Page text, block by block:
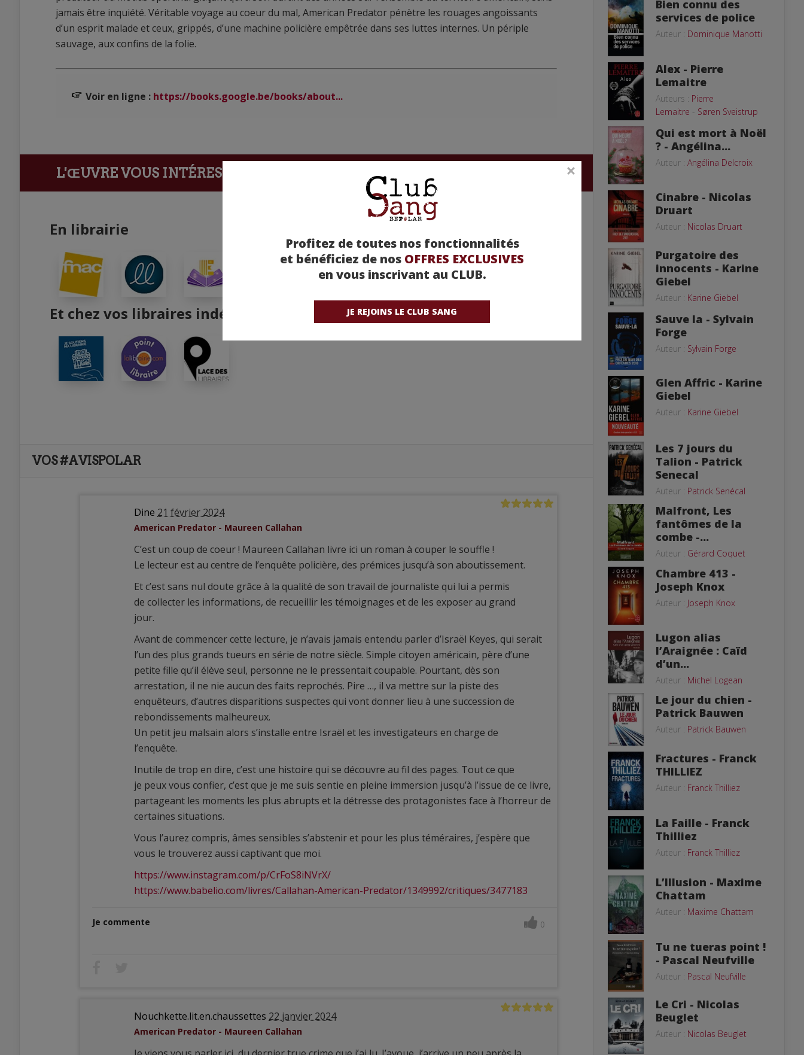
Profitez de toutes nos fonctionnalités
et bénéficiez de nos OFFRES EXCLUSIVES
en vous inscrivant au CLUB.
JE REJOINS LE CLUB SANG
jamais être inquiété. Véritable voyage au coeur du mal, American Predator pénètre les rouages angoissants
d’un esprit malade et ceux, grippés, d’une machine policière empêtrée dans ses luttes internes. Un périple
sauvage, aux confins de la folie.
Voir en ligne : https://books.google.be/books/about...
L'ŒUVRE VOUS INTÉRESSE ? Achetez-la chez nos partenaires !
En librairie
Et chez vos libraires indépendants
VOS #AVISPOLAR
Dine 21 février 2024
American Predator - Maureen Callahan
C’est un coup de coeur ! Maureen Callahan livre ici un roman à couper le souffle !
Le lecteur est au centre de l’enquête policière, des prémices jusqu’à son aboutissement.
Et c’est sans nul doute grâce à la qualité de son travail de journaliste qui lui a permis
de collecter les informations, de recueillir les témoignages et de les exposer au grand
jour.
Avant de commencer cette lecture, je n’avais jamais entendu parler d’Israël Keyes, qui serait
l’un des plus grands tueurs en série de notre siècle. Simple citoyen américain, père d’une
petite fille qu’il élève seul, personne ne le pressentait coupable. Pourtant, dès son
arrestation, il ne nie aucun des faits reprochés. Pire …, il va mettre sur la piste des
enquêteurs, d’autres disparitions suspectes qui vont donner lieu à une succession de
rebondissements malheureux.
Un petit jeu malsain alors s’installe entre Israël et les investigateurs en charge de
l’enquête.
Inutile de trop en dire, c’est une histoire qui se découvre au fil des pages. Tout ce que
je peux vous confier, c’est que je me suis sentie en pleine immersion jusqu’à l’issue de ce livre,
partageant les moments les plus abrupts et la détresse des protagonistes face à l’horreur de
certaines situations.
Vous l’aurez compris, âmes sensibles s’abstenir et pour les plus téméraires, j’espère que
vous le trouverez aussi captivant que moi.
https://www.instagram.com/p/CrFoS8iNVrX/
https://www.babelio.com/livres/Callahan-American-Predator/1349992/critiques/3477183
Je commente 0
Nouchkette.lit.en.chaussettes 22 janvier 2024
American Predator - Maureen Callahan
Bien connu des
services de police
Auteur : Dominique Manotti
Alex - Pierre
Lemaitre
Auteurs : Pierre
Lemaitre - Søren Sveistrup
Qui est mort à Noël
? - Angélina...
Auteur : Angélina Delcroix
Cinabre - Nicolas
Druart
Auteur : Nicolas Druart
Purgatoire des
innocents - Karine
Giebel
Auteur : Karine Giebel
Sauve la - Sylvain
Forge
Auteur : Sylvain Forge
Glen Affric - Karine
Giebel
Auteur : Karine Giebel
Les 7 jours du
Talion - Patrick
Senecal
Auteur : Patrick Senécal
Malfront, Les
fantômes de la
combe -...
Auteur : Gérard Coquet
Chambre 413 -
Joseph Knox
Auteur : Joseph Knox
Lugon alias
l’Araignée : Caïd
d’un...
Auteur : Michel Logean
Le jour du chien -
Patrick Bauwen
Auteur : Patrick Bauwen
Fractures - Franck
THILLIEZ
Auteur : Franck Thilliez
La Faille - Franck
Thilliez
Auteur : Franck Thilliez
L’Illusion - Maxime
Chattam
Auteur : Maxime Chattam
Tu ne tueras point !
- Pascal Neufville
Auteur : Pascal Neufville
Le Cri - Nicolas
Beuglet
Auteur : Nicolas Beuglet